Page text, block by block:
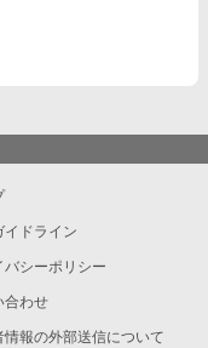
ムしたり、傷ついた天才少
にしたりと、リアナの周り
リアナが魔
を片手に再びリアナを奪い
族」がリアナの盾となり、
手に入れる、感動のヒーリ
イドライン
バシーポリシー
合わせ
情報の外部送信について